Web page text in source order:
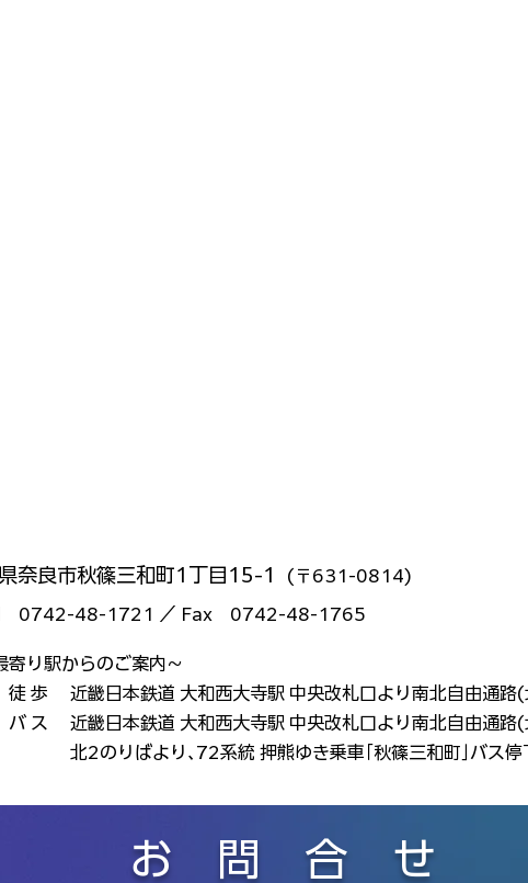
奈良市秋篠三和町1丁目15-1 (〒631-0814)
0742-48-1721 ／ Fax 0742-48-1765
寄り駅からのご案内～
歩 近畿日本鉄道 大和西大寺駅 中央改札口より南北自由通路(
ス 近畿日本鉄道 大和西大寺駅 中央改札口より南北自由通路(
2のりばより､ 72系統 押熊ゆき乗車｢秋篠三和町｣バス
お 問 合 せ